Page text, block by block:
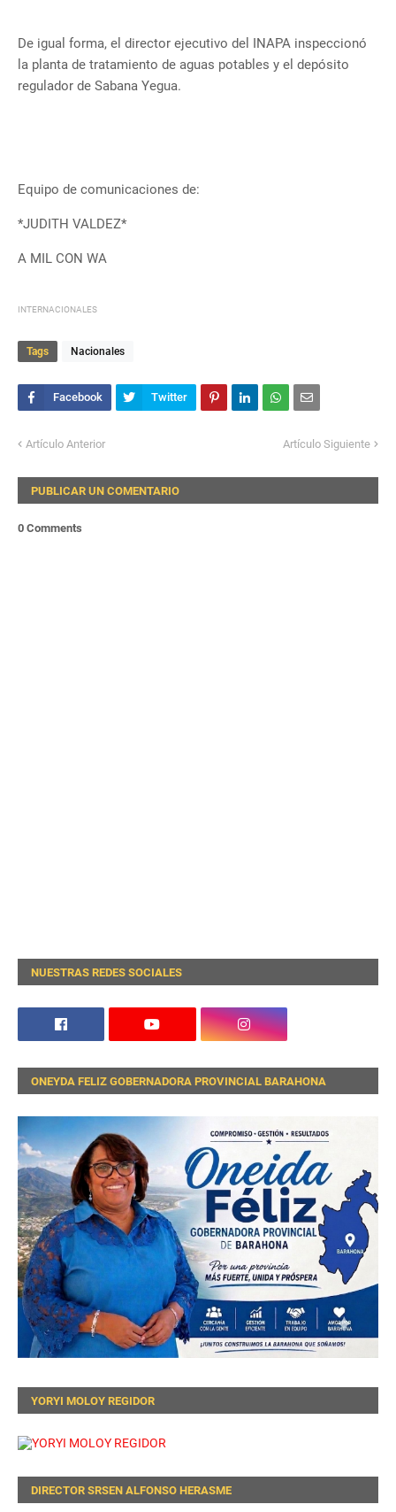
De igual forma, el director ejecutivo del INAPA inspeccionó
la planta de tratamiento de aguas potables y el depósito
regulador de Sabana Yegua.
Equipo de comunicaciones de:
*JUDITH VALDEZ*
A MIL CON WA
INTERNACIONALES
Tags Nacionales
Artículo Anterior Artículo Siguiente
PUBLICAR UN COMENTARIO
0 Comments
NUESTRAS REDES SOCIALES
ONEYDA FELIZ GOBERNADORA PROVINCIAL BARAHONA
YORYI MOLOY REGIDOR
DIRECTOR SRSEN ALFONSO HERASME